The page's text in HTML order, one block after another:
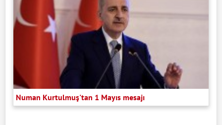
Numan Kurtulmuş'tan 1 Mayıs mesajı